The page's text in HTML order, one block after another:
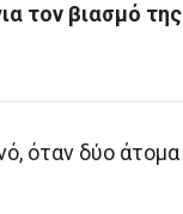
τον βιασμό της
όταν δύο άτομα